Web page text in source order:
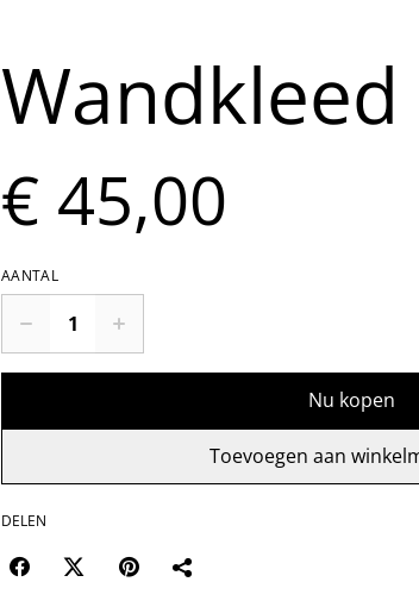
Wandkleed
€ 45,00
AANTAL
Nu kopen
Toevoegen aan
DELEN